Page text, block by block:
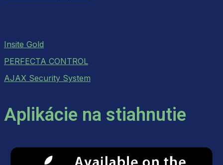
Insite Gold
PERFECTA CONTROL
AJAX Security System
Aplikácie na stiahnutie